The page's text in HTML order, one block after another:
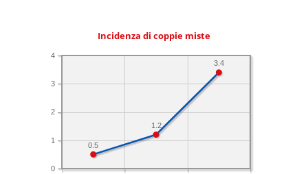
Incidenza di coppie miste
0
1
2
3
4
3.4
1.2
0.5